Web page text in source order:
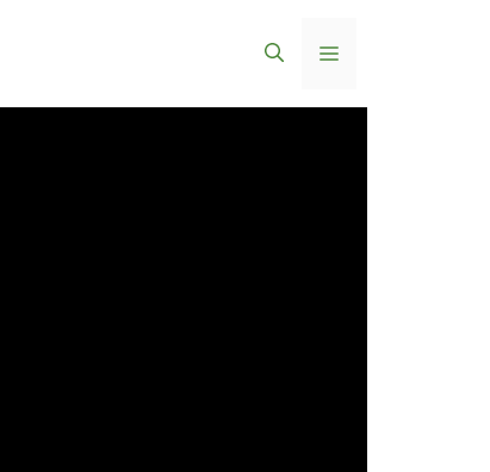
Menü